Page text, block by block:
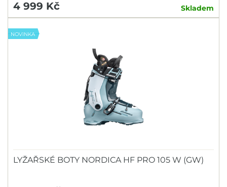
4 999 Kč Skladem
NOVINKA
LYŽAŘSKÉ BOTY NORDICA HF PRO 105 W (GW)